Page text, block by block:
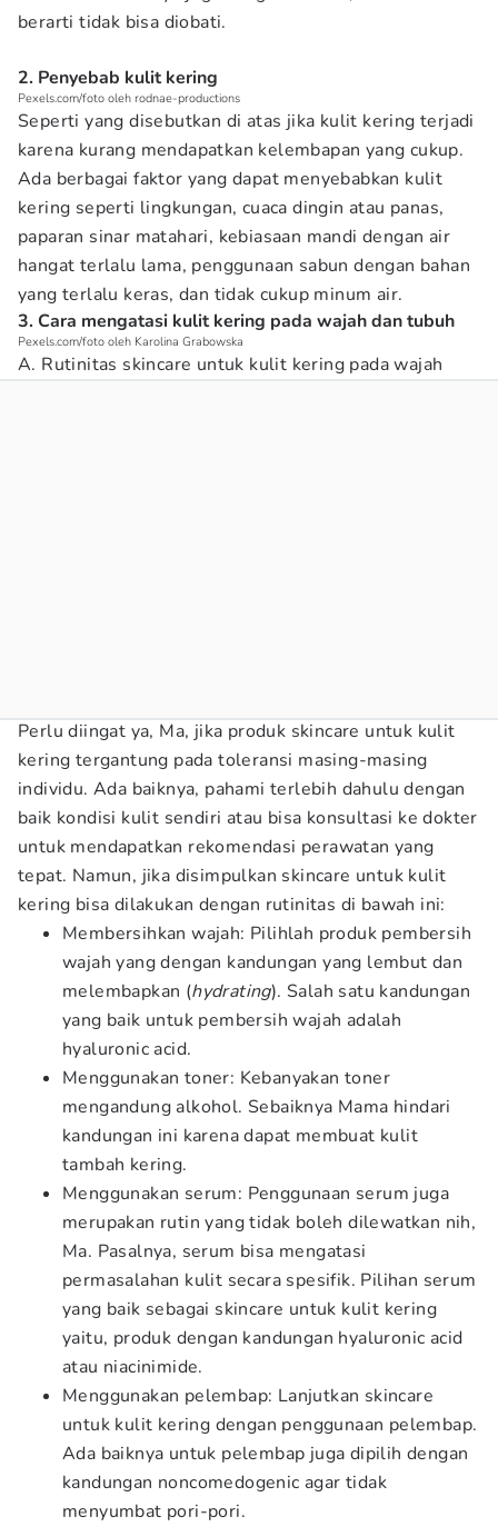
berarti tidak bisa diobati.
2. Penyebab kulit kering
Pexels.com/foto oleh rodnae-productions
Seperti yang disebutkan di atas jika kulit kering terjadi
karena kurang mendapatkan kelembapan yang cukup.
Ada berbagai faktor yang dapat menyebabkan kulit
kering seperti lingkungan, cuaca dingin atau panas,
paparan sinar matahari, kebiasaan mandi dengan air
hangat terlalu lama, penggunaan sabun dengan bahan
yang terlalu keras, dan tidak cukup minum air.
3. Cara mengatasi kulit kering pada wajah dan tubuh
Pexels.com/foto oleh Karolina Grabowska
A. Rutinitas skincare untuk kulit kering pada wajah
Perlu diingat ya, Ma, jika produk skincare untuk kulit
kering tergantung pada toleransi masing-masing
individu. Ada baiknya, pahami terlebih dahulu dengan
baik kondisi kulit sendiri atau bisa konsultasi ke dokter
untuk mendapatkan rekomendasi perawatan yang
tepat. Namun, jika disimpulkan skincare untuk kulit
kering bisa dilakukan dengan rutinitas di bawah ini:
Membersihkan wajah: Pilihlah produk pembersih
wajah yang dengan kandungan yang lembut dan
melembapkan (hydrating). Salah satu kandungan
yang baik untuk pembersih wajah adalah
hyaluronic acid.
Menggunakan toner: Kebanyakan toner
mengandung alkohol. Sebaiknya Mama hindari
kandungan ini karena dapat membuat kulit
tambah kering.
Menggunakan serum: Penggunaan serum juga
merupakan rutin yang tidak boleh dilewatkan nih,
Ma. Pasalnya, serum bisa mengatasi
permasalahan kulit secara spesifik. Pilihan serum
yang baik sebagai skincare untuk kulit kering
yaitu, produk dengan kandungan hyaluronic acid
atau niacinimide.
Menggunakan pelembap: Lanjutkan skincare
untuk kulit kering dengan penggunaan pelembap.
Ada baiknya untuk pelembap juga dipilih dengan
kandungan noncomedogenic agar tidak
menyumbat pori-pori.